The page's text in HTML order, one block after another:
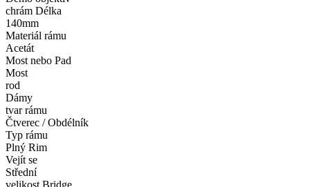
chrám Délka
140mm
Materiál rámu
Acetát
Most nebo Pad
Most
rod
Dámy
tvar rámu
Čtverec / Obdélník
Typ rámu
Plný Rim
Vejít se
Střední
velikost Bridge